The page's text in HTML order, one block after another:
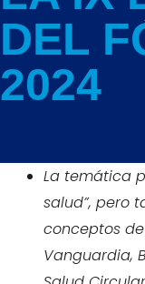
DEL
2024
La temática
salud”, pero
conceptos
Vanguardia,